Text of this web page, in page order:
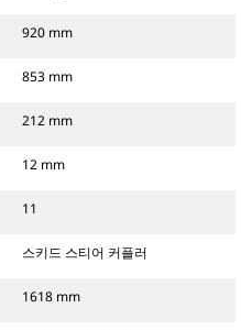
920 mm
853 mm
212 mm
12 mm
11
스키드 스티어 커플러
1618 mm